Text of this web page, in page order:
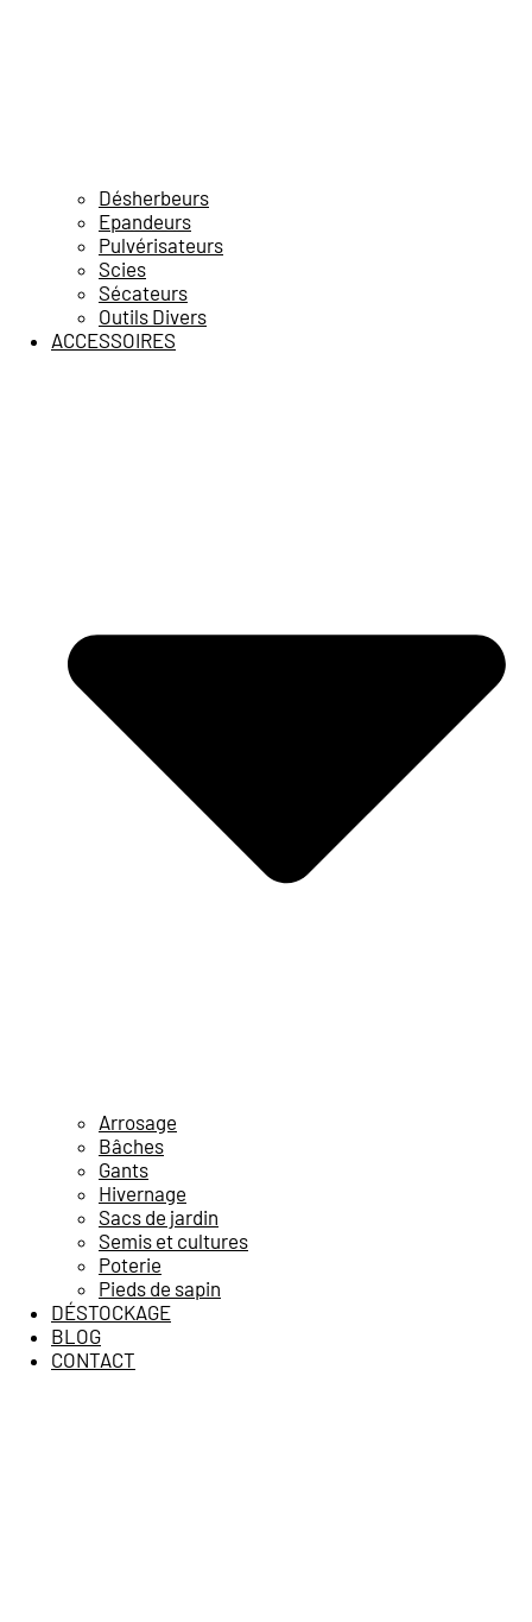
Désherbeurs
Epandeurs
Pulvérisateurs
Scies
Sécateurs
Outils Divers
ACCESSOIRES
Arrosage
Bâches
Gants
Hivernage
Sacs de jardin
Semis et cultures
Poterie
Pieds de sapin
DÉSTOCKAGE
BLOG
CONTACT